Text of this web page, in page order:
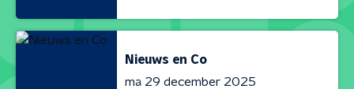
Nieuws en Co
ma 29 december 2025